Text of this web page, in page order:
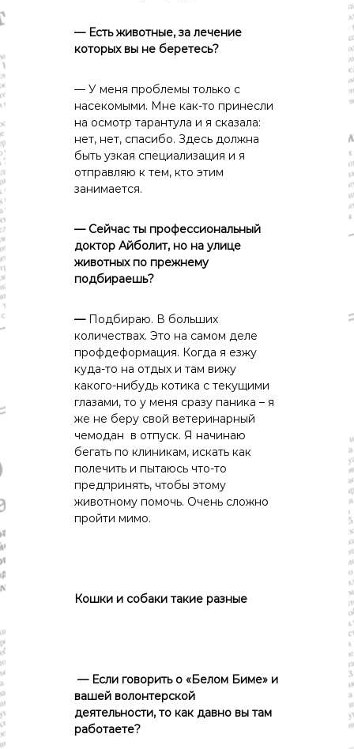
— Есть животные, за лечение
которых вы не беретесь?
— У меня проблемы только с
насекомыми. Мне как-то принесли
на осмотр тарантула и я сказала:
нет, нет, спасибо. Здесь должна
быть узкая специализация и я
отправляю к тем, кто этим
занимается.
— Сейчас ты профессиональный
доктор Айболит, но на улице
животных по прежнему
подбираешь?
— Подбираю. В больших
количествах. Это на самом деле
профдеформация. Когда я езжу
куда-то на отдых и там вижу
какого-нибудь котика с текущими
глазами, то у меня сразу паника – я
же не беру свой ветеринарный
чемодан в отпуск. Я начинаю
бегать по клиникам, искать как
полечить и пытаюсь что-то
предпринять, чтобы этому
животному помочь. Очень сложно
пройти мимо.
Кошки и собаки такие разные
— Если говорить о «Белом Биме» и
вашей волонтерской
деятельности, то как давно вы там
работаете?